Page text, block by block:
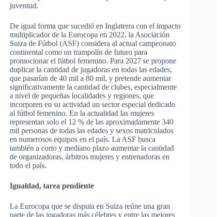
juventud.
De igual forma que sucedió en Inglaterra con el impacto
multiplicador de la Eurocopa en 2022, la Asociación
Suiza de Fútbol (ASF) considera al actual campeonato
continental como un trampolín de futuro para
promocionar el fútbol femenino. Para 2027 se propone
duplicar la cantidad de jugadoras en todas las edades,
que pasarían de 40 mil a 80 mil, y pretende aumentar
significativamente la cantidad de clubes, especialmente
a nivel de pequeñas localidades y regiones, que
incorporen en su actividad un sector especial dedicado
al fútbol femenino. En la actualidad las mujeres
representan solo el 12 % de las aproximadamente 340
mil personas de todas las edades y sexos matriculados
en numerosos equipos en el país. La ASF busca
también a corto y mediano plazo aumentar la cantidad
de organizadoras, árbitros mujeres y entrenadoras en
todo el país.
Igualdad, tarea pendiente
La Eurocopa que se disputa en Suiza reúne una gran
parte de las jugadoras más célebres y entre las mejores